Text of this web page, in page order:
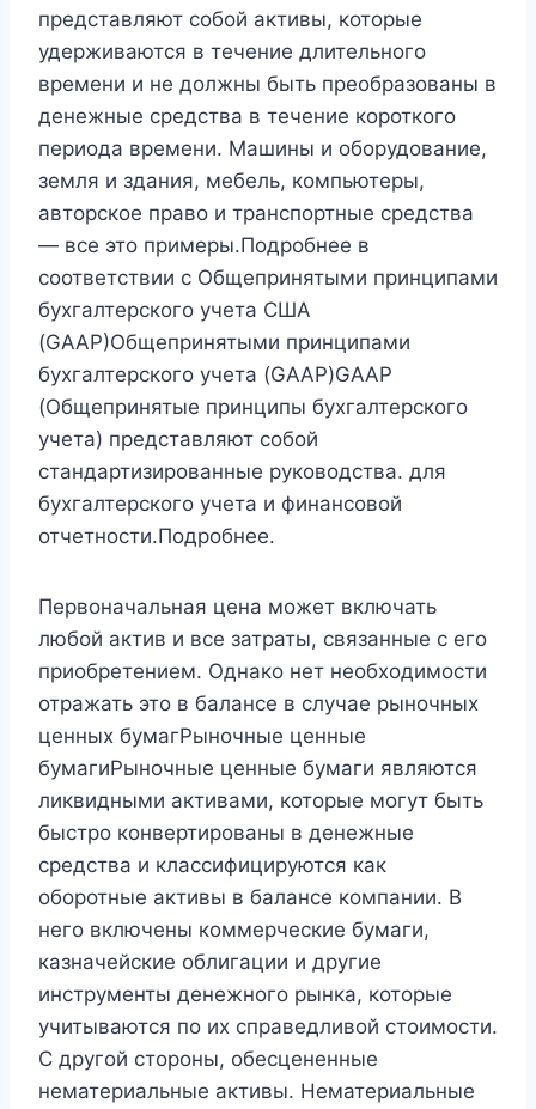
представляют собой активы, которые
удерживаются в течение длительного
времени и не должны быть преобразованы в
денежные средства в течение короткого
периода времени. Машины и оборудование,
земля и здания, мебель, компьютеры,
авторское право и транспортные средства
— все это примеры.Подробнее в
соответствии с Общепринятыми принципами
бухгалтерского учета США
(GAAP)Общепринятыми принципами
бухгалтерского учета (GAAP)GAAP
(Общепринятые принципы бухгалтерского
учета) представляют собой
стандартизированные руководства. для
бухгалтерского учета и финансовой
отчетности.Подробнее.
Первоначальная цена может включать
любой актив и все затраты, связанные с его
приобретением. Однако нет необходимости
отражать это в балансе в случае рыночных
ценных бумагРыночные ценные
бумагиРыночные ценные бумаги являются
ликвидными активами, которые могут быть
быстро конвертированы в денежные
средства и классифицируются как
оборотные активы в балансе компании. В
него включены коммерческие бумаги,
казначейские облигации и другие
инструменты денежного рынка, которые
учитываются по их справедливой стоимости.
С другой стороны, обесцененные
нематериальные активы. Нематериальные